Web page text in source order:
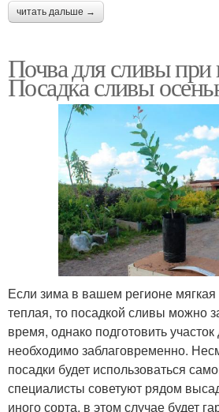
читать дальше →
Почва для сливы при
Посадка сливы
Если зима в вашем регионе мягкая
теплая, то посадкой сливы можно
время, однако подготовить участок
необходимо заблаговременно.
посадки будет использоваться
специалисты советуют рядом
иного сорта, в этом случае будет